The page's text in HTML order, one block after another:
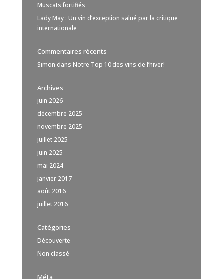
Muscats fortifiés
Lady May : Un vin d’exception salué par la critique
internationale
Commentaires récents
Simon dans Notre Top 10 des vins de l’hiver!
Archives
juin 2026
décembre 2025
novembre 2025
juillet 2025
juin 2025
mai 2024
janvier 2017
août 2016
juillet 2016
Catégories
Découverte
Non classé
Méta